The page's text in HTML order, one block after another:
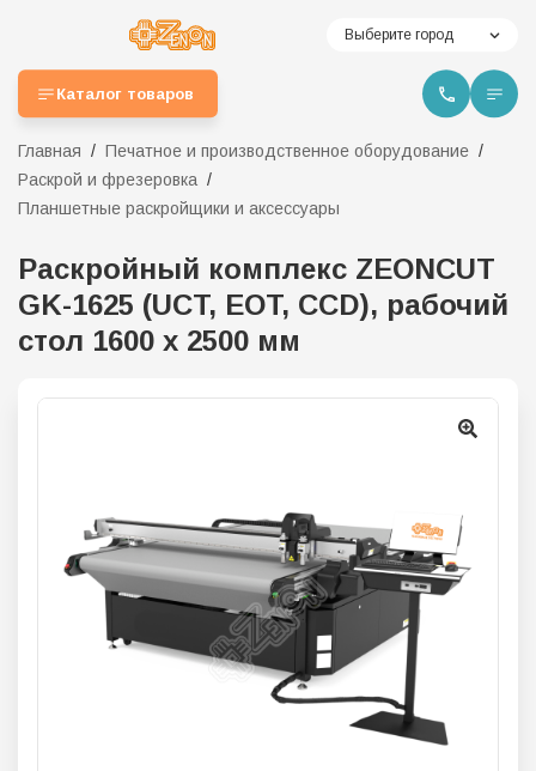
Выберите город
Каталог товаров
Главная
Печатное и производственное оборудование
Раскрой и фрезеровка
Планшетные раскройщики и аксессуары
Раскройный комплекс ZEONCUT
GK-1625 (UCT, EOT, CCD), рабочий
стол 1600 х 2500 мм